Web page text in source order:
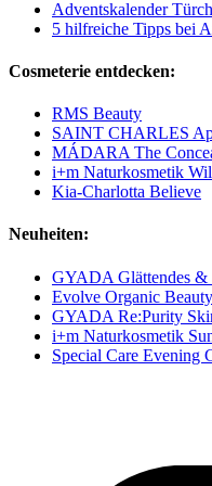
Adventskalender
5 hilfreiche Tipps bei
Cosmeterie entdecken:
RMS Beauty
SAINT CHARLES
MÁDARA The
i+m Naturkosmetik
Kia-Charlotta Believe
Neuheiten:
GYADA Glättendes &
Evolve Organic
GYADA Re:Purity
i+m Naturkosmetik
Special Care Evening